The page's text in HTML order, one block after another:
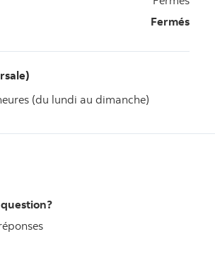
Fermés
(du lundi au dimanche)